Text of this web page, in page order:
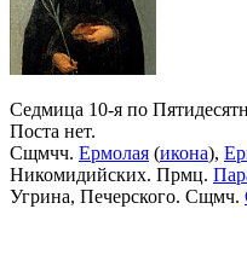
Седмица 10-я по
Поста нет.
Сщмчч. Ермолая (икона),
Никомидийских. Прмц.
Угрина, Печерского. Сщмч.